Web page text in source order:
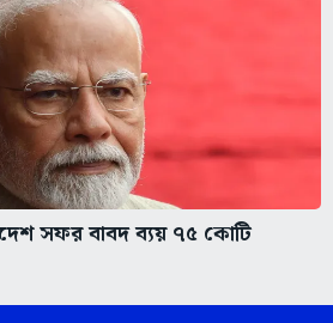
সফর বাবদ ব্যয় ৭৫ কোটি